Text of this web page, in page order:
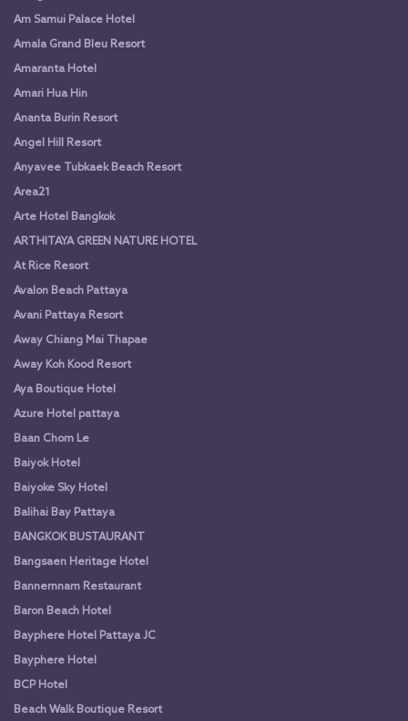
Am Samui Palace Hotel
Amala Grand Bleu Resort
Amaranta Hotel
Amari Hua Hin
Ananta Burin Resort
Angel Hill Resort
Anyavee Tubkaek Beach Resort
Area21
Arte Hotel Bangkok
ARTHITAYA GREEN NATURE HOTEL
At Rice Resort
Avalon Beach Pattaya
Avani Pattaya Resort
Away Chiang Mai Thapae
Away Koh Kood Resort
Aya Boutique Hotel
Azure Hotel pattaya
Baan Chom Le
Baiyok Hotel
Baiyoke Sky Hotel
Balihai Bay Pattaya
BANGKOK BUSTAURANT
Bangsaen Heritage Hotel
Bannernnam Restaurant
Baron Beach Hotel
Bayphere Hotel Pattaya JC
Bayphere Hotel
BCP Hotel
Beach Walk Boutique Resort